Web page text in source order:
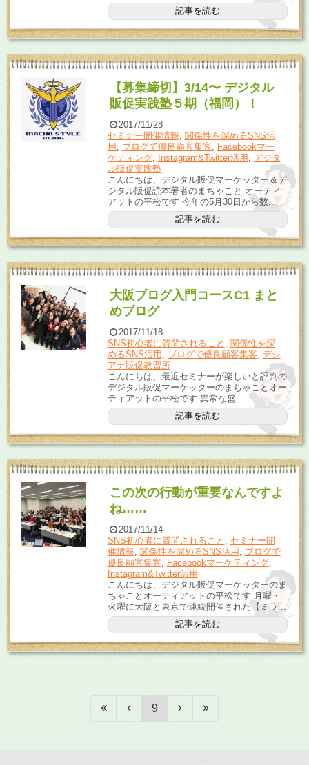
記事を読む
【募集締切】3/14〜 デジタル
販促実践塾５期（福岡）！
2017/11/28
セミナー開催情報 関係性を深めるSNS活
用
ブログで優良顧客集客
Facebookマー
ケティング, Instagram&Twitter活用 デジタ
ル販促実践塾
こんにちは、デジタル販促マーケッター＆デ
ジタル販促読本著者のまちゃこと オーティ
アットの平松です 今年の5月30日から数...
記事を読む
大阪ブログ入門コースC1 まと
めブログ
2017/11/18
SNS初心者に質問されること , 関係性を深
めるSNS活用 , ブログで優良顧客集客, デジ
アナ販促教習所
こんにちは、最近セミナーが楽しいと評判の
デジタル販促マーケッターのまちゃことオー
ティアットの平松です 異常な盛...
記事を読む
この次の行動が重要なんですよ
ね……
2017/11/14
SNS初心者に質問されること
セミナー開
催情報
関係性を深めるSNS活用
ブログで
優良顧客集客
Facebookマーケティング,
Instagram&Twitter活用
こんにちは、デジタル販促マーケッターのま
ちゃことオーティアットの平松です 月曜・
火曜に大阪と東京で連続開催された【ミラ...
記事を読む
9